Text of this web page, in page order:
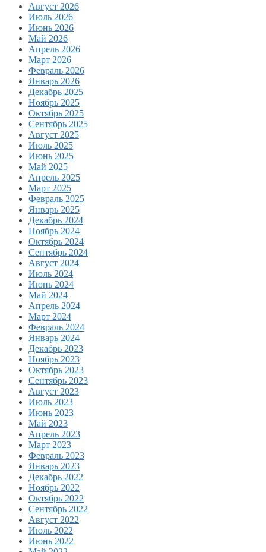
Август 2026
Июль 2026
Июнь 2026
Май 2026
Апрель 2026
Март 2026
Февраль 2026
Январь 2026
Декабрь 2025
Ноябрь 2025
Октябрь 2025
Сентябрь 2025
Август 2025
Июль 2025
Июнь 2025
Май 2025
Апрель 2025
Март 2025
Февраль 2025
Январь 2025
Декабрь 2024
Ноябрь 2024
Октябрь 2024
Сентябрь 2024
Август 2024
Июль 2024
Июнь 2024
Май 2024
Апрель 2024
Март 2024
Февраль 2024
Январь 2024
Декабрь 2023
Ноябрь 2023
Октябрь 2023
Сентябрь 2023
Август 2023
Июль 2023
Июнь 2023
Май 2023
Апрель 2023
Март 2023
Февраль 2023
Январь 2023
Декабрь 2022
Ноябрь 2022
Октябрь 2022
Сентябрь 2022
Август 2022
Июль 2022
Июнь 2022